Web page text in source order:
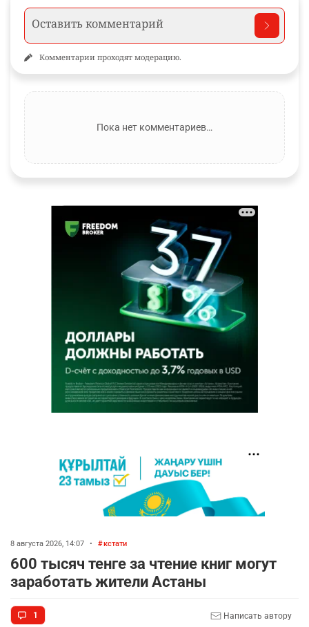
Комментарии проходят модерацию.
Пока нет комментариев…
8 августа 2026, 14:07 • кстати
600 тысяч тенге за чтение книг могут
заработать жители Астаны
1 Написать автору